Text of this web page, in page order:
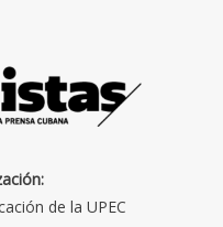
de la UPEC